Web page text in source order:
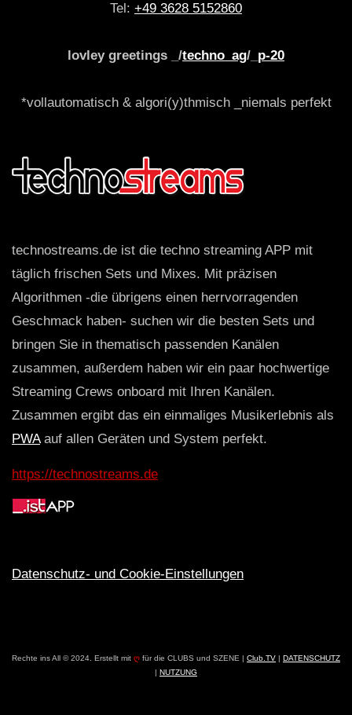
Tel: +49 3628 5152860
lovley greetings _/techno_ag/_ p-20
*vollautomatisch & algori(y)thmisch _niemals perfekt
technostreams.de ist die techno streaming APP mit
täglich frischen Sets und Mixes. Mit präzisen
Algorithmen -die übrigens einen herrvorragenden
Geschmack haben- suchen wir die besten Sets und
bringen Sie in thematisch passenden Kanälen
zusammen, außerdem haben wir ein paar hochwertige
Streaming Crews onboard mit Ihren Kanälen.
Zusammen ergibt das ein einmaliges Musikerlebnis als
PWAauf allen Geräten und System perfekt.
https://technostreams.de
Datenschutz- und Cookie-Einstellungen
Rechte ins All © 2024. Erstellt mit ღ für die CLUBS und SZENE | Club.TV | DATENSCHUTZ
| NUTZUNG